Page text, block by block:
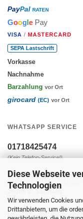
Diese Webseite
Technologien
Wir verwenden Cookies
Drittanbietern, um die
PayPal RATEN
Google Pay
VISA / MASTERCARD
SEPA Lastschrift
Vorkasse
Nachnahme
Barzahlung vor Ort
girocard (EC) vor Ort
WHATSAPP SERVICE
01718425474
(Kein Telefon-Service!)
Montag - Freitag:
9:00 – 11:30 Uhr & 12:00
Jeden 2. Samstag:
10:00 – 14:00 Uhr